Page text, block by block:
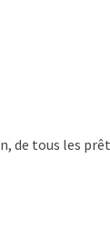
de tous les